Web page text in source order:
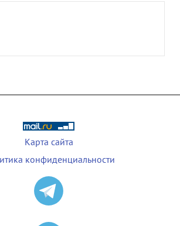
Карта сайта
конфиденциальности